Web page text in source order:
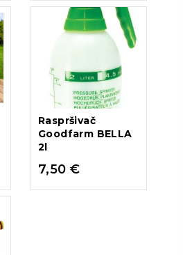
Raspršivač
Goodfarm BELLA
2l
7,50 €